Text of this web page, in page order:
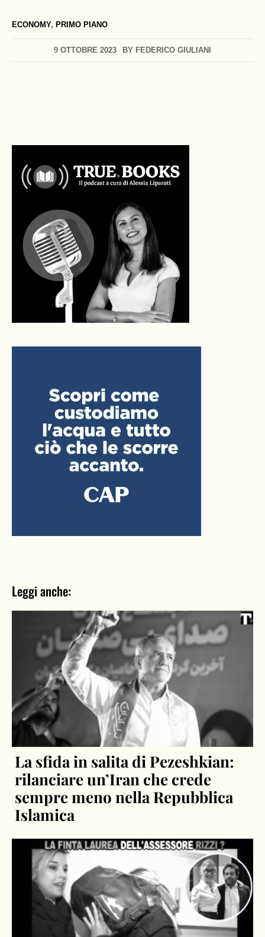
ECONOMY, PRIMO PIANO
9 OTTOBRE 2023 BY FEDERICO GIULIANI
Leggi anche:
La sfida in salita di Pezeshkian:
rilanciare un’Iran che crede
sempre meno nella Repubblica
Islamica